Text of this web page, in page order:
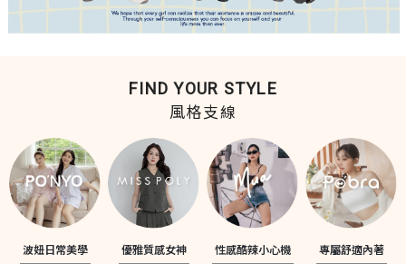
FIND YOUR STYLE
風格支線
波妞日常美學 優雅質感女神 性感酷辣小心機 專屬舒適內著